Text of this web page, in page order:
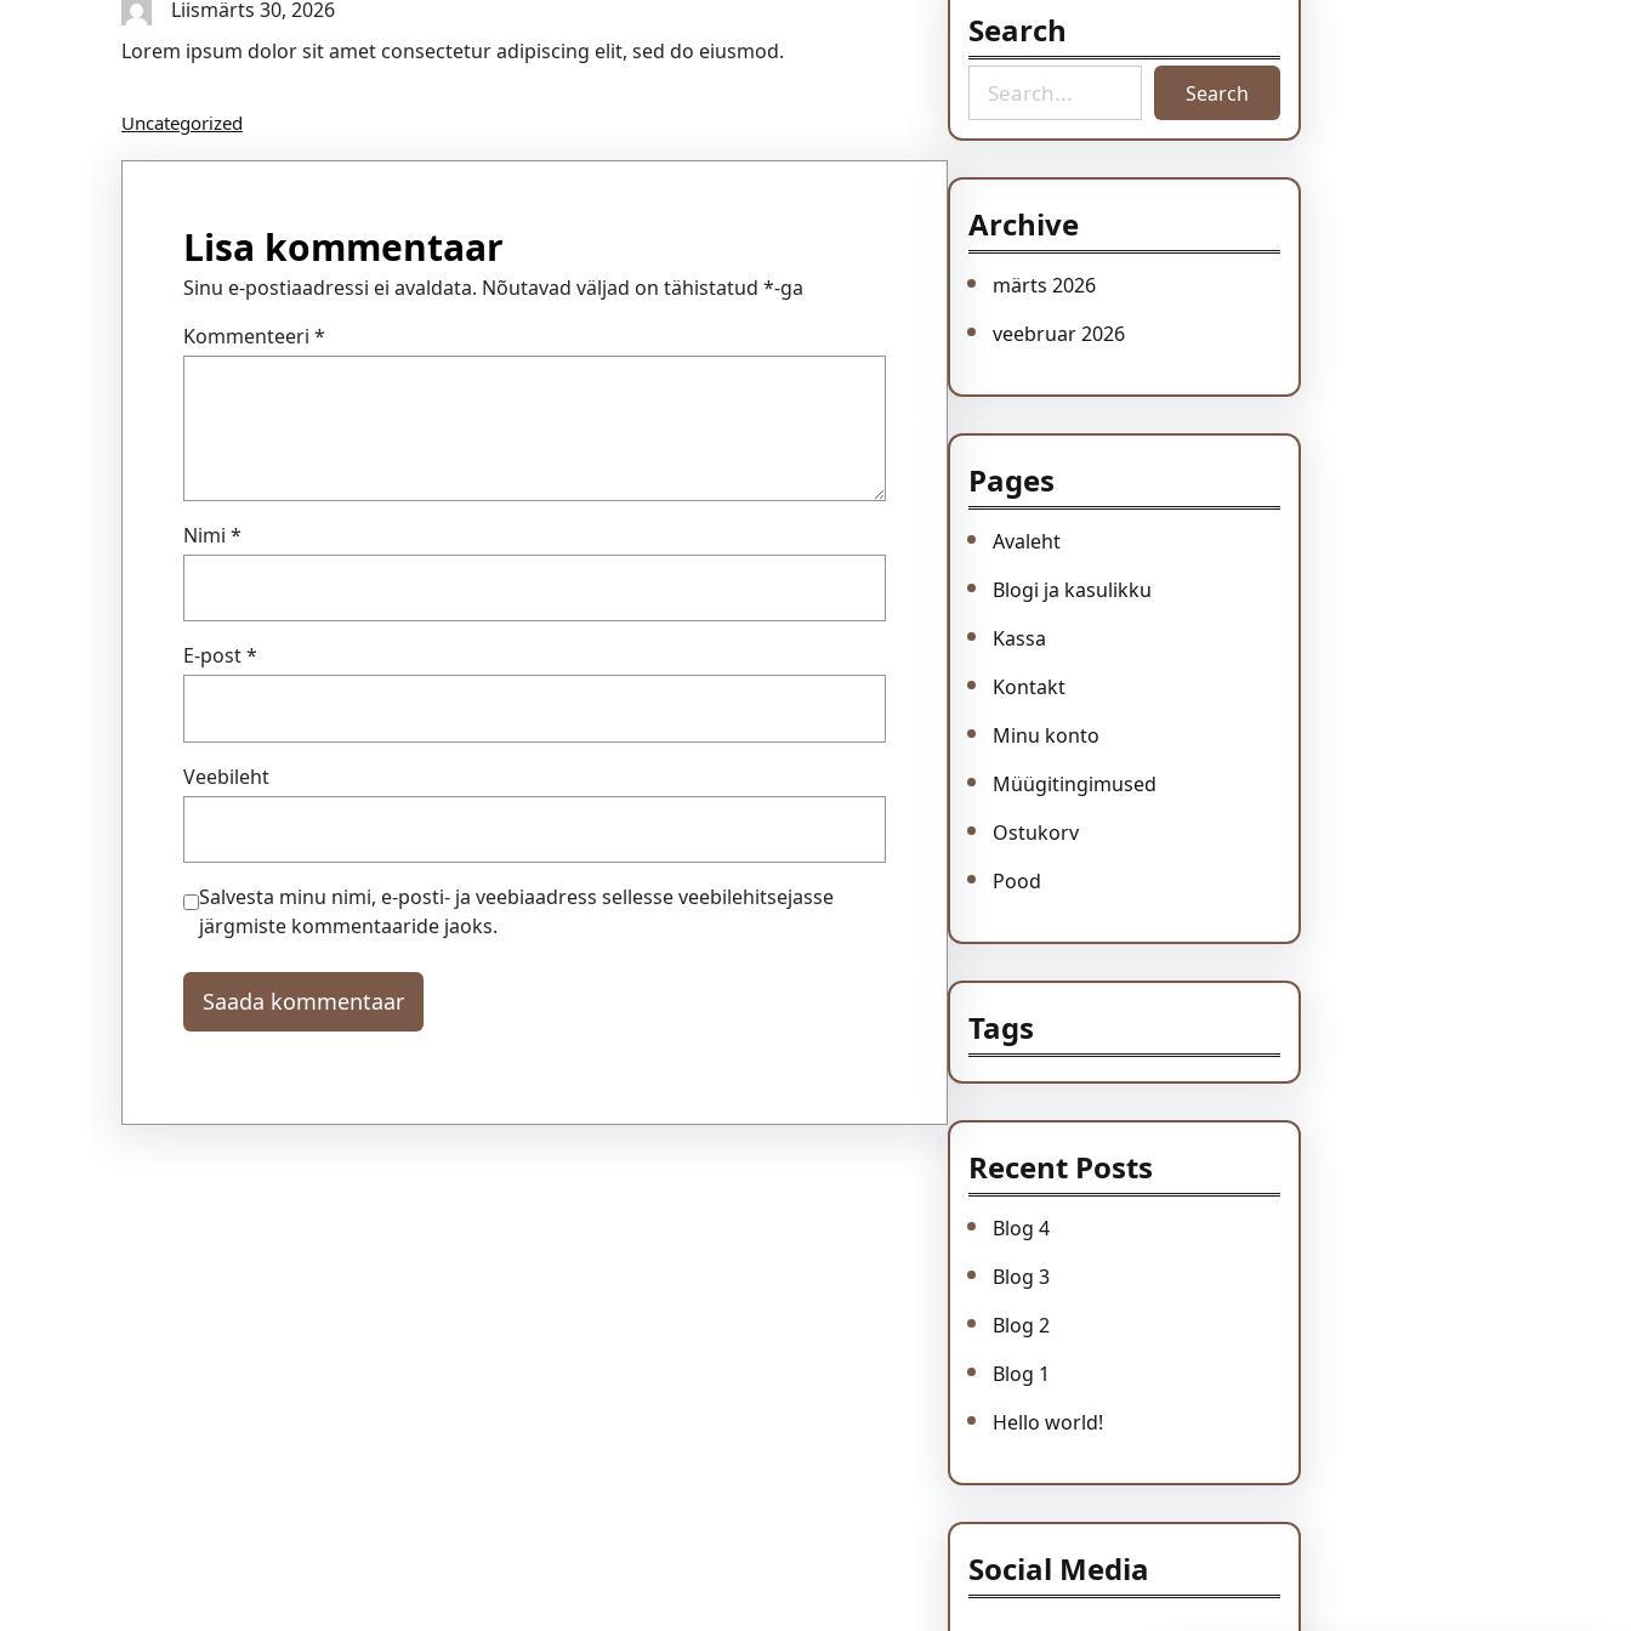
Liismärts 30, 2026
Lorem ipsum dolor sit amet consectetur adipiscing elit, sed do eiusmod.
Uncategorized
Lisa kommentaar
Sinu e-postiaadressi ei avaldata. Nõutavad väljad on tähistatud *-ga
Kommenteeri *
Nimi *
E-post*
Veebileht
Salvesta minu nimi, e-posti- ja veebiaadress sellesse veebilehitsejasse
järgmiste kommentaaride jaoks.
Search
a
h
Search
Archive
märts 2026
veebruar 2026
Pages
Avaleht
Blogi ja kasulikku
Kassa
Kontakt
Minu konto
Müügitingimused
Ostukorv
Pood
Tags
Recent Posts
Blog 4
Blog 3
Blog 2
Blog 1
Hello world!
Social Media